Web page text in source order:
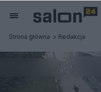
Strona główna Redakcja